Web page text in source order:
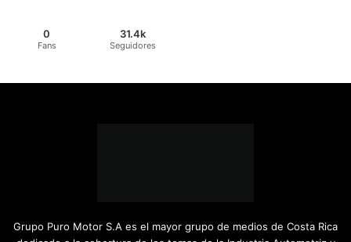
0
Fans
31.4k
Seguidores
Grupo Puro Motor S.A es el mayor grupo de medios de Costa Rica